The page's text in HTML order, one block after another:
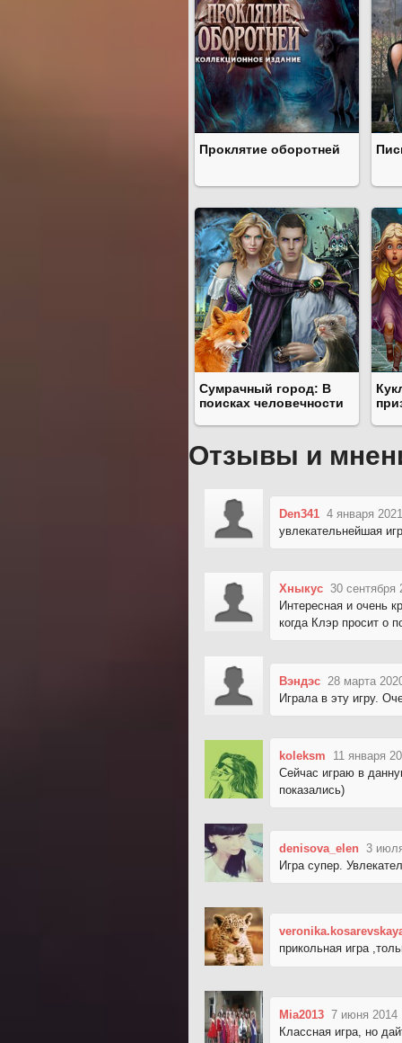
Проклятие оборотней
Сумрачный город: В
поисках человечности
Отзывы и
Den341 4 января
увлекательнейшая
Хныкус 30 сентября
Интересная и очень
когда Клэр просит о
Вэндэс 28 марта
Играла в эту игру.
koleksm
11 января
Сейчас играю в
показались)
denisova_elen 3
Игра супер.
прикольная игра
Mia2013 7 июня 2014
Классная игра, но